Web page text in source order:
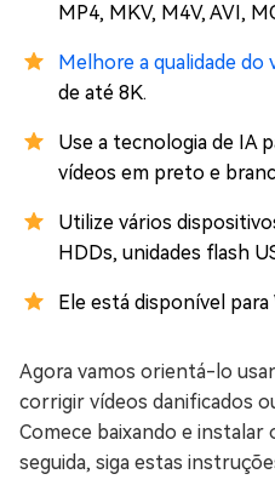
MP4, MKV, M4V, AVI,
Melhore a qualidade do
de até 8K.
Use a tecnologia de IA
vídeos em preto e
Utilize vários
HDDs, unidades flash
Ele está disponível para
Agora vamos orientá-lo
corrigir vídeos danificados
Comece baixando e instalar
seguida, siga estas